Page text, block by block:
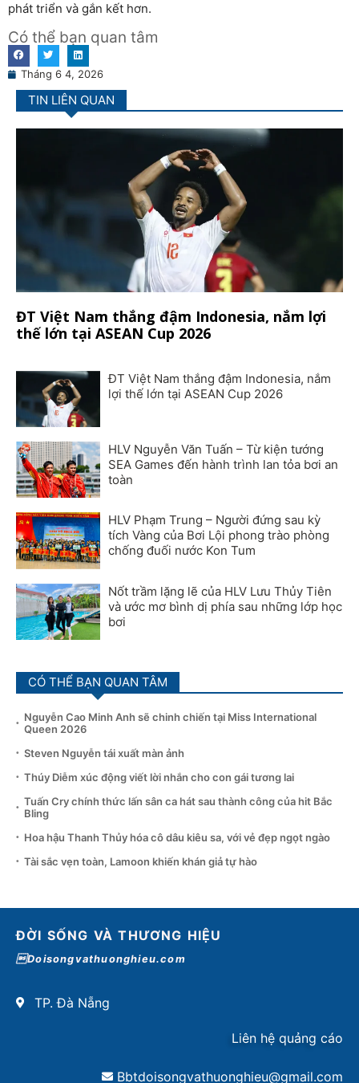
phát triển và gắn kết hơn.
Có thể bạn quan tâm
Tháng 6 4, 2026
TIN LIÊN QUAN
ĐT Việt Nam thắng đậm Indonesia, nắm lợi
thế lớn tại ASEAN Cup 2026
ĐT Việt Nam thắng đậm Indonesia, nắm
lợi thế lớn tại ASEAN Cup 2026
HLV Nguyễn Văn Tuấn – Từ kiện tướng
SEA Games đến hành trình lan tỏa bơi an
toàn
HLV Phạm Trung – Người đứng sau kỳ
tích Vàng của Bơi Lội phong trào phòng
chống đuối nước Kon Tum
Nốt trầm lặng lẽ của HLV Lưu Thủy Tiên
và ước mơ bình dị phía sau những lớp học
bơi
CÓ THỂ BẠN QUAN TÂM
Nguyễn Cao Minh Anh sẽ chinh chiến tại Miss International
Queen 2026
Steven Nguyễn tái xuất màn ảnh
Thúy Diễm xúc động viết lời nhắn cho con gái tương lai
Tuấn Cry chính thức lấn sân ca hát sau thành công của hit Bắc
Bling
Hoa hậu Thanh Thủy hóa cô dâu kiêu sa, với vẻ đẹp ngọt ngào
Tài sắc vẹn toàn, Lamoon khiến khán giả tự hào
ĐỜI SỐNG VÀ THƯƠNG HIỆU
Doisongvathuonghieu.com
TP. Đà Nẵng
Liên hệ quảng cáo
Bbtdoisongvathuonghieu@gmail.com